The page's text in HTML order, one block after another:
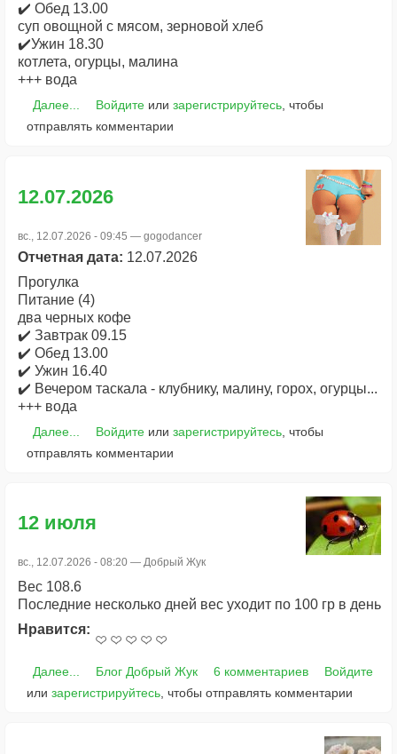
✔️ Обед 13.00
суп овощной с мясом, зерновой хлеб
✔️Ужин 18.30
котлета, огурцы, малина
+++ вода
Далее... Войдитеили зарегистрируйтесь, чтобы
отправлять комментарии
12.07.2026
вс., 12.07.2026 - 09:45 — gogodancer
Отчетная дата: 12.07.2026
Прогулка
Питание (4)
два черных кофе
✔️ Завтрак 09.15
✔️ Обед 13.00
✔️ Ужин 16.40
✔️ Вечером таскала - клубнику, малину, горох, огурцы...
+++ вода
Далее... Войдитеили зарегистрируйтесь, чтобы
отправлять комментарии
12 июля
вс., 12.07.2026 - 08:20 — Добрый Жук
Вес 108.6
Последние несколько дней вес уходит по 100 гр в день
Нравится:
Далее... Блог Добрый Жук 6 комментариев
Войдите
или зарегистрируйтесь , чтобы отправлять комментарии